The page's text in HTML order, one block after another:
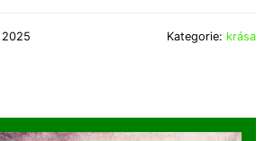
2025 Kategorie: krása